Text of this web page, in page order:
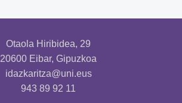
Otaola Hiribidea, 29
20600 Eibar, Gipuzkoa
idazkaritza@uni.eus
943 89 92 11